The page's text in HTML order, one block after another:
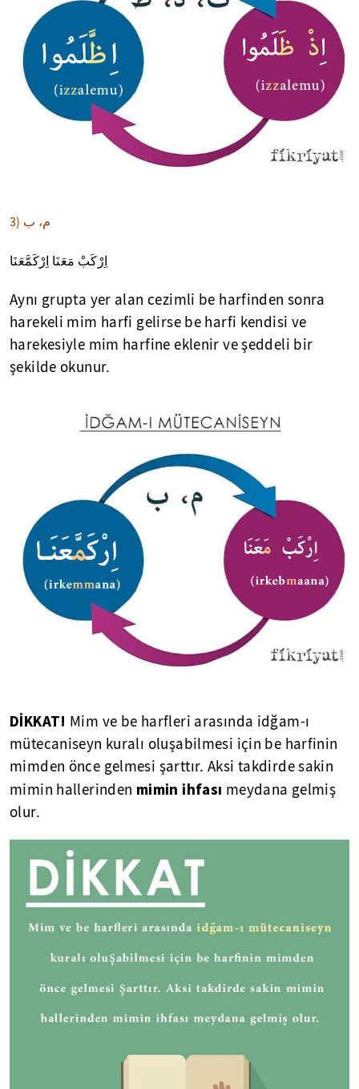
3) م، ب
اِرْكَبْ مَعَنَا اِرْكَمَّعَنَا
Aynı grupta yer alan cezimli be harfinden sonra
harekeli mim harfi gelirse be harfi kendisi ve
harekesiyle mim harfine eklenir ve şeddeli bir
şekilde okunur.
DİKKAT! Mim ve be harfleri arasında idğam-ı
mütecaniseyn kuralı oluşabilmesi için be harfinin
mimden önce gelmesi şarttır. Aksi takdirde sakin
mimin hallerinden mimin ihfası meydana gelmiş
olur.